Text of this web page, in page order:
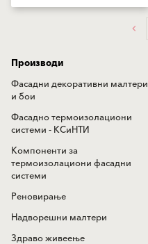
Производи
Фасадни декоративни малтери
и бои
Фасадно термоизолациони
системи - КСиНТИ
Компоненти за
термоизолациони фасадни
системи
Реновирање
Надворешни малтери
Здраво живеење